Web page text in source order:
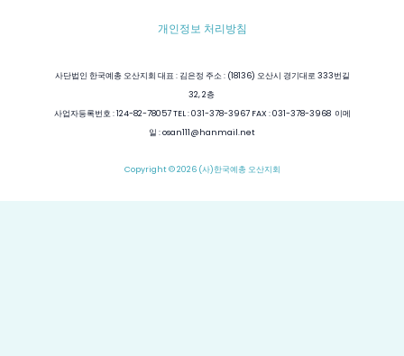
개인정보 처리방침
사단법인 한국예총 오산지회 대표 : 김은정 주소 : (18136) 오산시 경기대로 333번길
32, 2층
사업자등록번호 : 124-82-78057 TEL : 031-378-3967 FAX : 031-378-3968 이메
일 : osan111@hanmail.net
Copyright © 2026 (사)한국예총 오산지회